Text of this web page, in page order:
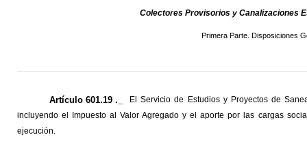
Colectores Provisorios y Canalizaciones
Primera Parte. Disposiciones
Artículo 601.19 ._
El Servicio de Estudios y Proyectos de
incluyendo el Impuesto al Valor Agregado y el aporte por las cargas
ejecución.